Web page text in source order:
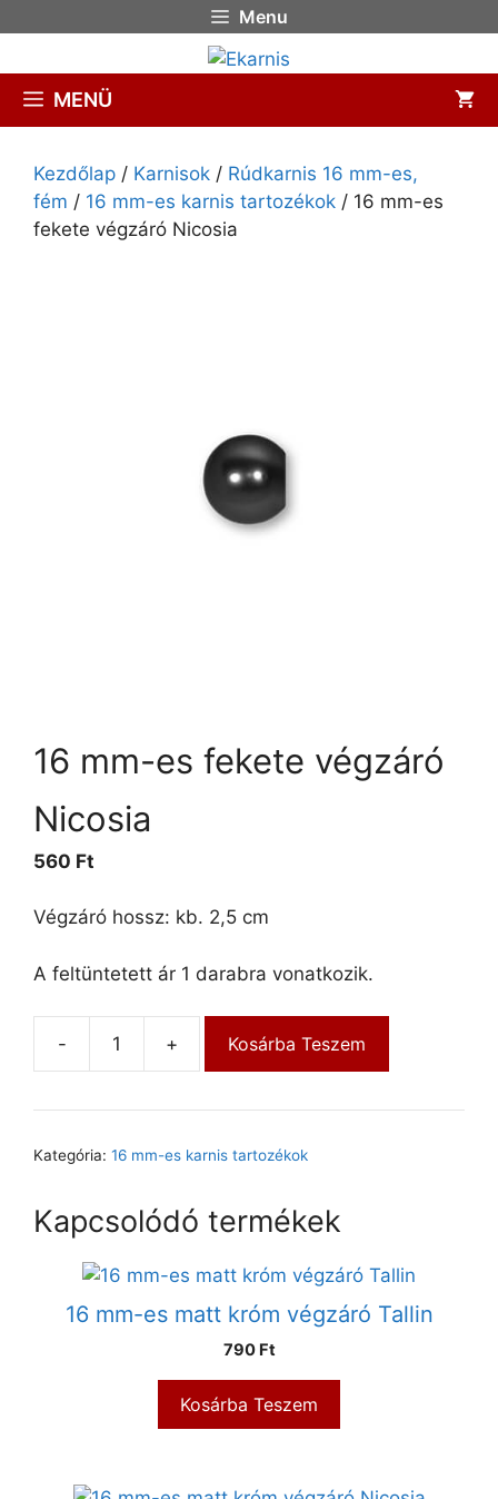
Menu
MENÜ
Kezdőlap / Karnisok / Rúdkarnis 16 mm-es,
fém / 16 mm-es karnis tartozékok / 16 mm-es
fekete végzáró Nicosia
16 mm-es fekete végzáró
Nicosia
560 Ft
Végzáró hossz: kb. 2,5 cm
A feltüntetett ár 1 darabra vonatkozik.
- + Kosárba Teszem
Kategória: 16 mm-es karnis tartozékok
Kapcsolódó termékek
16 mm-es matt króm végzáró Tallin
790 Ft
Kosárba Teszem